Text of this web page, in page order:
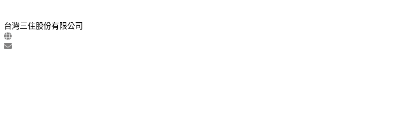
台灣三住股份有限公司